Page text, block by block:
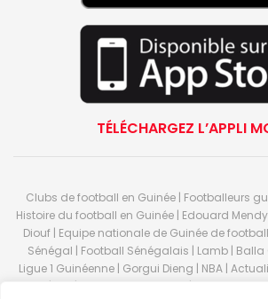
TÉLÉCHARGEZ L’APPLI
Clubs de football en Guinée | Footballeurs
Histoire du football en Guinée | Edouard
Diouf | Equipe nationale de Guinée de
Sénégal | Football Sénégalais | Lamb | Balla
Ligue 1 Guinéenne | Gorgui Dieng | NBA |
direct | But | Actualité au Guinée | Premier